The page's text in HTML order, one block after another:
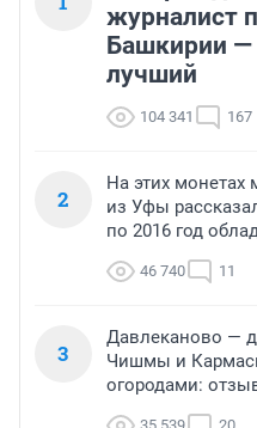
журналист
Башкирии —
лучший
104 341 167
2
На этих монетах
из Уфы
по 2016 год
46 740 11
3
Давлеканово —
Чишмы и
огородами: